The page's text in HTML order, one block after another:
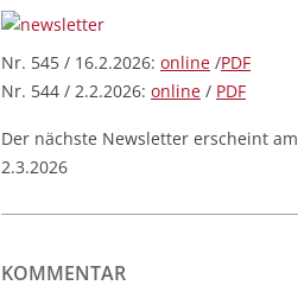
Nr. 545 / 16.2.2026: online /PDF
Nr. 544 / 2.2.2026: online / PDF
Der nächste Newsletter erscheint am
2.3.2026
KOMMENTAR